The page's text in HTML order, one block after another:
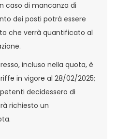
caso di mancanza di
dei posti potrà essere
che verrà quantificato al
incluso nella quota, è
in vigore al 28/02/2025;
decidessero di
richiesto un